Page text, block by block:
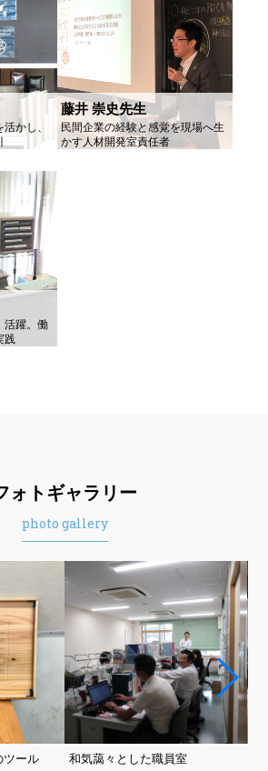
かし、
藤井 崇史先生
民間企業の経験と感覚を現場へ生
かす人材開発室責任者
活躍。働
践
ォトギャラリー
photo gallery
ツール
和気藹々とした職員室